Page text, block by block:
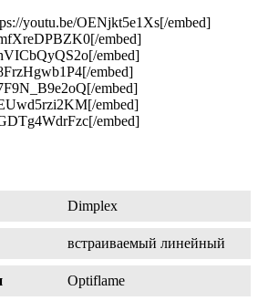
youtu.be/OENjkt5e1Xs[/embed]
embed]
embed]
embed]
embed]
embed]
embed]
Dimplex
встраиваемый линейный
Optiflame